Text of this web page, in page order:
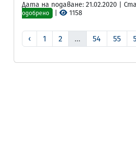
Дата на подаване: 21.02.2020 |
одобрено
1158
‹ 1 2 ... 54 55